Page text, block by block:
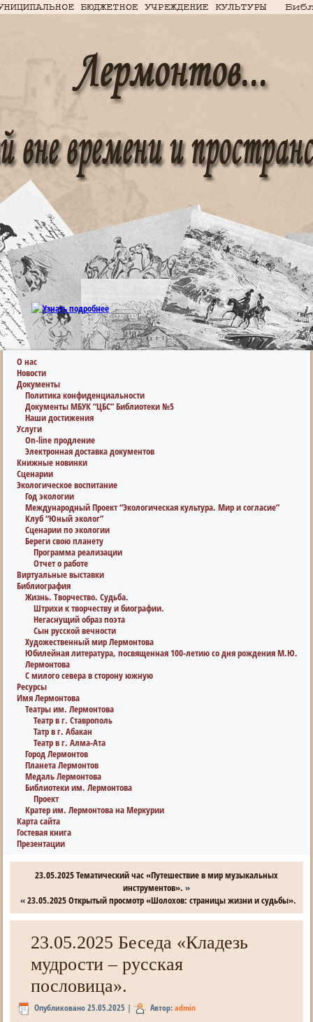
О нас
Новости
Документы
Политика конфиденциальности
Документы МБУК “ЦБС” Библиотеки №5
Наши достижения
Услуги
On-line продление
Электронная доставка документов
Книжные новинки
Сценарии
Экологическое воспитание
Год экологии
Международный Проект “Экологическая культура. Мир и согласие”
Клуб “Юный эколог”
Сценарии по экологии
Береги свою планету
Программа реализации
Отчет о работе
Виртуальные выставки
Библиография
Жизнь. Творчество. Судьба.
Штрихи к творчеству и биографии.
Негаснущий образ поэта
Сын русской вечности
Художественный мир Лермонтова
Юбилейная литература, посвященная 100-летию со дня рождения М.Ю.
Лермонтова
С милого севера в сторону южную
Ресурсы
Имя Лермонтова
Театры им. Лермонтова
Театр в г. Ставрополь
Татр в г. Абакан
Театр в г. Алма-Ата
Город Лермонтов
Планета Лермонтов
Медаль Лермонтова
Библиотеки им. Лермонтова
Проект
Кратер им. Лермонтова на Меркурии
Карта сайта
Гостевая книга
Презентации
23.05.2025 Тематический час «Путешествие в мир музыкальных
инструментов». »
«23.05.2025 Открытый просмотр «Шолохов: страницы жизни и судьбы».
23.05.2025 Беседа «Кладезь
мудрости – русская
пословица».
Опубликовано 25.05.2025 | Автор: admin